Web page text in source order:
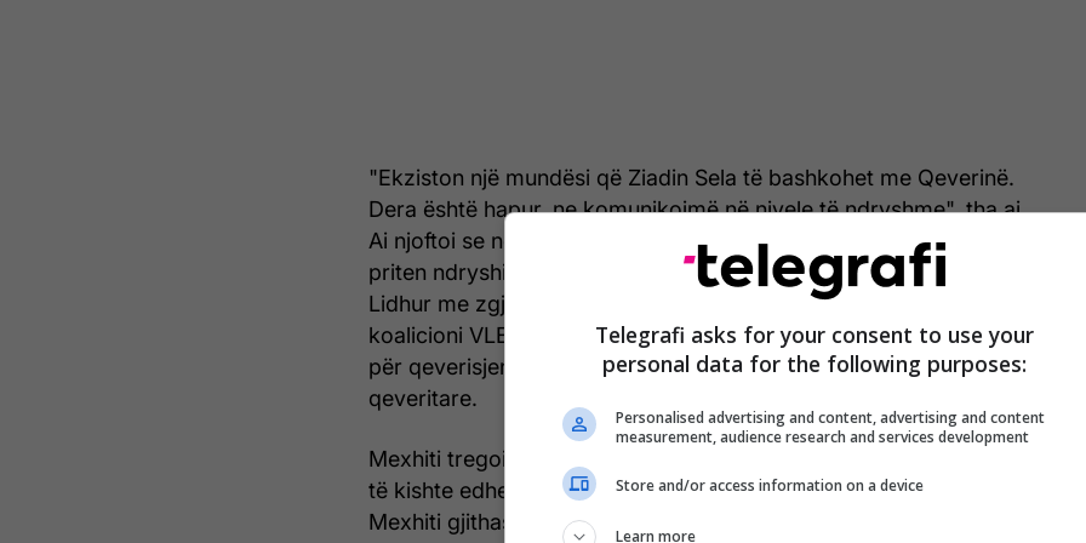
"Ekziston një mundësi që Ziadin Sela të bashkohet me Qeverinë.
Dera është hapur, ne komunikojmë në nivele të ndryshme", tha ai.
Ai njoftoi se në kuadër të rikonstruimit të ardhshëm të Qeverisë,
priten ndryshime në departamente, si dhe rotacione të personelit.
Lidhur me zgjidhjet e mundshme të personelit, Mexhiti tha se
koalicioni VLEN nuk ka kundërshtim që zv. kryeministri përgjegjës
për qeverisjen të mirë, Arben Fetai të mbetet pjesë e strukturave
qeveritare.
Mexhiti tregoi gjithashtu se në kuadër të rikonstuimit të qeverisë, do
të kishte edhe njerëz që nuk do të ishin pjesë e qeverisë së re.
Mexhiti gjithashtu iu kundëpërgjigj akuzave të BDI-së për
Telegrafi asks for your consent to use your
personal data for the following purposes:
Personalised advertising and content, advertising and content
measurement, audience research and services development
Store and/or access information on a device
Learn more